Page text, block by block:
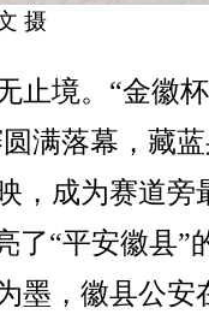
摄
境。“金徽杯
满落幕，藏
，成为赛道旁
了“平安徽县”
墨，徽县公安